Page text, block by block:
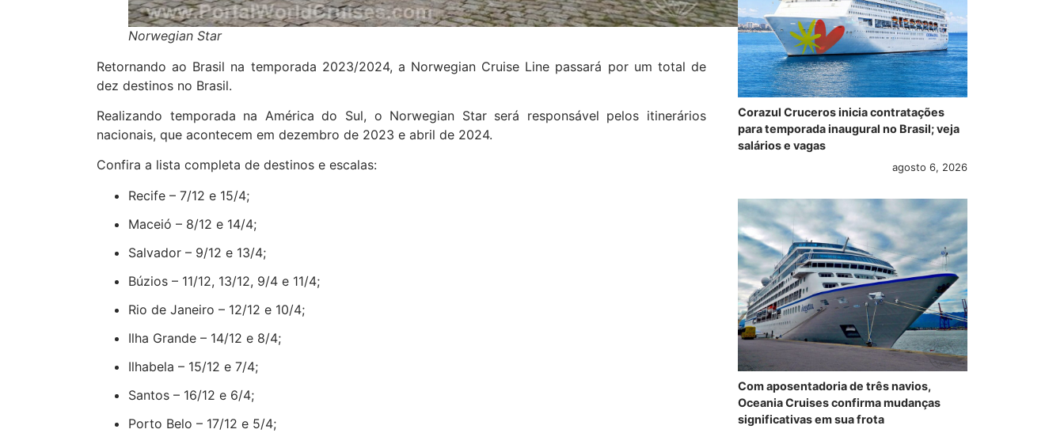
Norwegian Star
Retornando ao Brasil na temporada 2023/2024, a Norwegian Cruise Line passará por um total de
dez destinos no Brasil.
Realizando temporada na América do Sul, o Norwegian Star será responsável pelos itinerários
nacionais, que acontecem em dezembro de 2023 e abril de 2024.
Confira a lista completa de destinos e escalas:
Recife – 7/12 e 15/4;
Maceió – 8/12 e 14/4;
Salvador – 9/12 e 13/4;
Búzios – 11/12, 13/12, 9/4 e 11/4;
Rio de Janeiro – 12/12 e 10/4;
Ilha Grande – 14/12 e 8/4;
Ilhabela – 15/12 e 7/4;
Santos – 16/12 e 6/4;
Porto Belo – 17/12 e 5/4;
Corazul Cruceros inicia contratações
para temporada inaugural no Brasil; veja
salários e vagas
agosto 6, 2026
Com aposentadoria de três navios,
Oceania Cruises confirma mudanças
significativas em sua frota